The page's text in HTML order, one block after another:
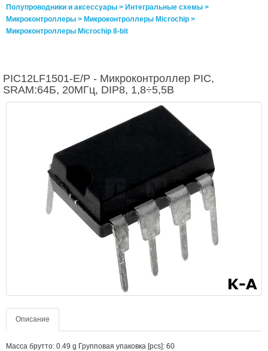
Полупроводники и аксессуары > Интегральные схемы >
Микроконтроллеры > Микроконтроллеры Microchip >
Микроконтроллеры Microchip 8-bit
PIC12LF1501-E/P - Микроконтроллер PIC,
SRAM:64Б, 20МГц, DIP8, 1,8÷5,5В
Описание
Масса брутто: 0.49 g Групповая упаковка [pcs]: 60